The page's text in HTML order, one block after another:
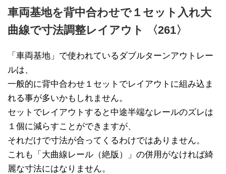
車両基地を背中合わせで１セット入れ大
曲線で寸法調整レイアウト 〈261〉
「車両基地」で使われているダブルターンアウトレー
ルは、
一般的に背中合わせ１セットでレイアウトに組み込ま
れる事が多いかもしれません。
セットでレイアウトすると中途半端なレールのズレは
１個に減らすことができますが、
それだけで寸法が合ってくるわけではありません。
これも「大曲線レール（絶版）」の併用がなければ綺
麗な寸法にはなりません。